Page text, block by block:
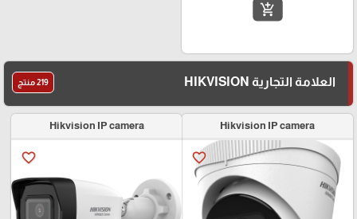
add_shopping_cart
العلامة التجارية HIKVISION 219 منتج
Hikvision IP camera
favorite_border
Hikvision IP camera
favorite_border